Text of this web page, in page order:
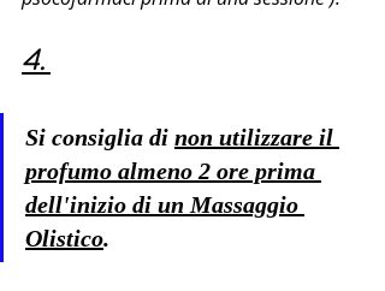
4.
Si consiglia di non utilizzare il
profumo almeno 2 ore prima
dell'inizio di un Massaggio
Olistico.